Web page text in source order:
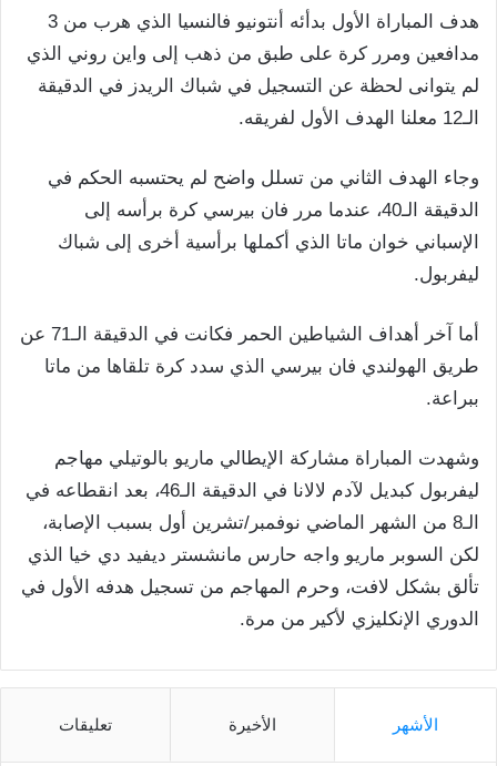
هدف المباراة الأول بدأئه أنتونيو فالنسيا الذي هرب من 3
مدافعين ومرر كرة على طبق من ذهب إلى واين روني الذي
لم يتوانى لحظة عن التسجيل في شباك الريدز في الدقيقة
الـ12 معلنا الهدف الأول لفريقه.
وجاء الهدف الثاني من تسلل واضح لم يحتسبه الحكم في
الدقيقة الـ40، عندما مرر فان بيرسي كرة برأسه إلى
الإسباني خوان ماتا الذي أكملها برأسية أخرى إلى شباك
ليفربول.
أما آخر أهداف الشياطين الحمر فكانت في الدقيقة الـ71 عن
طريق الهولندي فان بيرسي الذي سدد كرة تلقاها من ماتا
ببراعة.
وشهدت المباراة مشاركة الإيطالي ماريو بالوتيلي مهاجم
ليفربول كبديل لآدم لالانا في الدقيقة الـ46، بعد انقطاعه في
الـ8 من الشهر الماضي نوفمبر/تشرين أول بسبب الإصابة،
لكن السوبر ماريو واجه حارس مانشستر ديفيد دي خيا الذي
تألق بشكل لافت، وحرم المهاجم من تسجيل هدفه الأول في
الدوري الإنكليزي لأكير من مرة.
الأشهر الأخيرة تعليقات